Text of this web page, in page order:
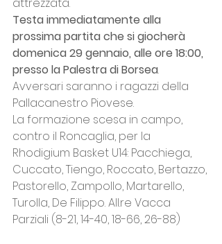
attrezzata.
Testa immediatamente alla
prossima partita che si giocherà
domenica 29 gennaio, alle ore 18:00,
presso la Palestra di Borsea.
Avversari saranno i ragazzi della
Pallacanestro Piovese.
La formazione scesa in campo,
contro il Roncaglia, per la
Rhodigium Basket U14: Pacchiega,
Cuccato, Tiengo, Roccato, Bertazzo,
Pastorello, Zampollo, Martarello,
Turolla, De Filippo. All.re Vacca
Parziali (8-21, 14-40, 18-66, 26-88)